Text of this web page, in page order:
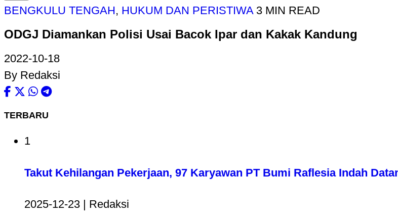
BENGKULU TENGAH, HUKUM DAN PERISTIWA 3 MIN READ
ODGJ Diamankan Polisi Usai Bacok Ipar dan Kakak Kandung
2022-10-18
By Redaksi
TERBARU
1
Takut Kehilangan Pekerjaan, 97 Karyawan PT Bumi Raflesia Indah
2025-12-23 | Redaksi